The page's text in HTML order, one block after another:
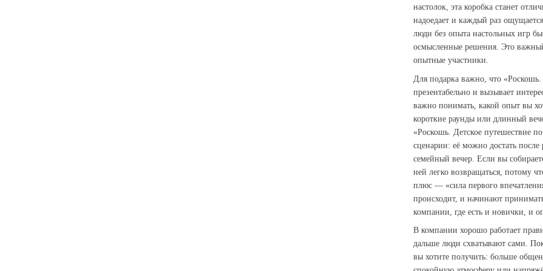
настолок, эта коробка станет
надоедает и каждый раз
люди без опыта настольных игр
осмысленные решения. Это
опытные участники.
Для подарка важно, что «Роскошь.
презентабельно и вызывает
важно понимать, какой опыт вы
короткие раунды или длинный
«Роскошь. Детское путешествие
сценарии: её можно достать
семейный вечер. Если вы
ней легко возвращаться, потому
плюс — «сила первого
происходит, и начинают
компании, где есть и новички, и
В компании хорошо работает
дальше люди схватывают сами.
вы хотите получить: больше